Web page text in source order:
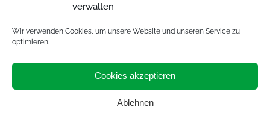
verwalten
Wir verwenden Cookies, um unsere Website und unseren Service zu
optimieren.
Cookies akzeptieren
Ablehnen